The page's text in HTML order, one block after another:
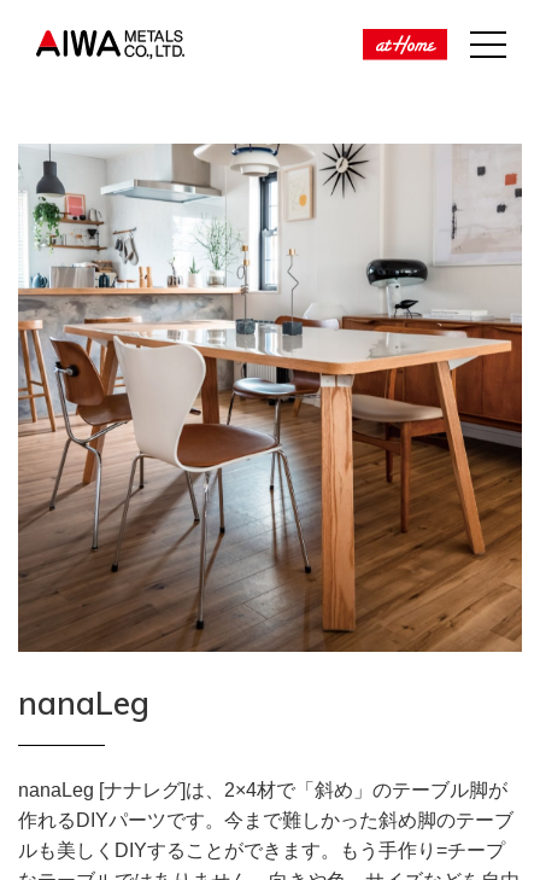
nanaLeg
nanaLeg [ナナレグ]は、2×4材で「斜め」のテーブル脚が
作れるDIYパーツです。今まで難しかった斜め脚のテーブ
ルも美しくDIYすることができます。もう手作り=チープ